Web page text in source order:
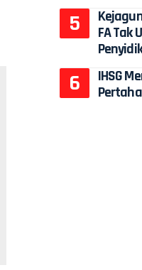
FA Tak
Penyidik
IHSG